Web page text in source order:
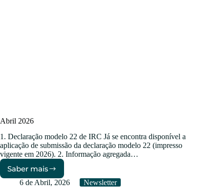
Abril 2026
1. Declaração modelo 22 de IRC Já se encontra disponível a
aplicação de submissão da declaração modelo 22 (impresso
vigente em 2026). 2. Informação agregada…
Saber mais
Abril
2026
6 de Abril, 2026 Newsletter